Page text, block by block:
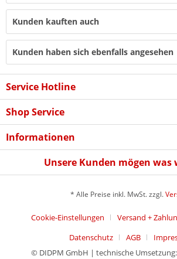
Kunden kauften auch
Kunden haben sich ebenfalls angesehen
Service Hotline
Shop Service
Informationen
Unsere Kunden mögen
* Alle Preise inkl. MwSt. zzgl.
Cookie-Einstellungen Versand +
Datenschutz
AGB
© DIDPM GmbH | technische